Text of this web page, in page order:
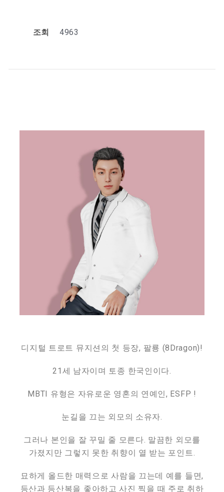
조회 4963
디지털 트로트 뮤지션의 첫 등장, 팔룡 (8Dragon)!
21세 남자이며 토종 한국인이다.
MBTI 유형은 자유로운 영혼의 연예인, ESFP !
눈길을 끄는 외모의 소유자.
그러나 본인을 잘 꾸밀 줄 모른다. 말끔한 외모를
가졌지만 그렇지 못한 취향이 열 받는 포인트.
묘하게 올드한 매력으로 사람을 끄는데 예를 들면,
등산과 등산복을 좋아하고 사진 찍을 때 주로 취하